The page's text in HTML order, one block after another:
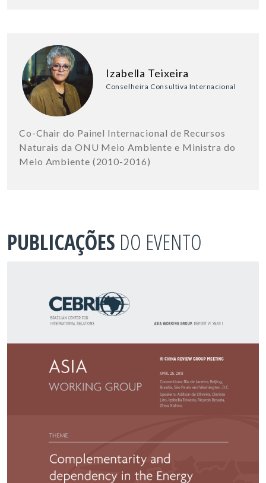
Izabella Teixeira
Conselheira Consultiva Internacional
Co-Chair do Painel Internacional de Recursos
Naturais da ONU Meio Ambiente e Ministra do
Meio Ambiente (2010-2016)
PUBLICAÇÕES DO EVENTO